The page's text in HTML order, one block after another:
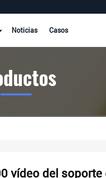
Noticias Casos
vídeo del